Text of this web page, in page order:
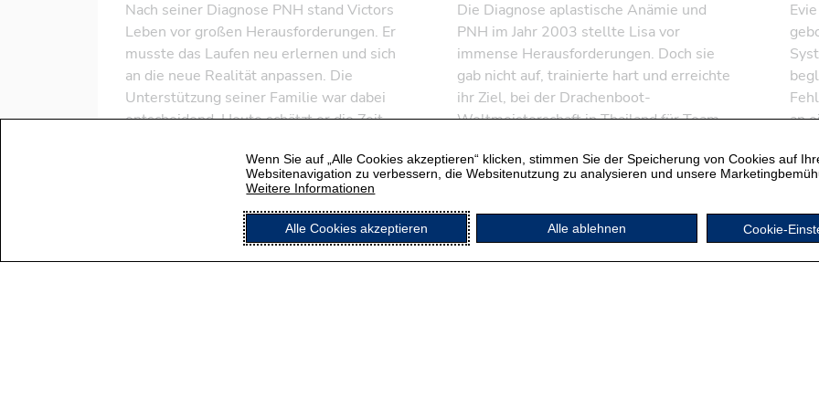
Nach seiner Diagnose PNH stand Victors
Leben vor großen Herausforderungen. Er
musste das Laufen neu erlernen und sich
an die neue Realität anpassen. Die
Unterstützung seiner Familie war dabei
entscheidend. Heute schätzt er die Zeit
Erfahrungen, um andere zu ermutigen.
Die Diagnose aplastische Anämie und
PNH im Jahr 2003 stellte Lisa vor
immense Herausforderungen. Doch sie
gab nicht auf, trainierte hart und erreichte
ihr Ziel, bei der Drachenboot-
Weltmeisterschaft in Thailand für Team
an
und
Wenn Sie auf „Alle Cookies akzeptieren“ klicken, stimmen Sie der Speicherung von Cookies auf
Websitenavigation zu verbessern, die Websitenutzung zu analysieren und unsere
Weitere Informationen
Alle Cookies akzeptieren Alle ablehnen Cookie-